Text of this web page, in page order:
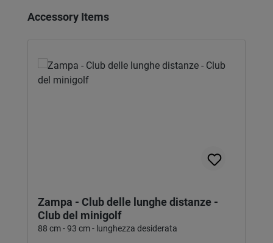
Salta la galleria dei prodotti
Accessory Items
Zampa - Club delle lunghe distanze -
Club del minigolf
88 cm - 93 cm - lunghezza desiderata